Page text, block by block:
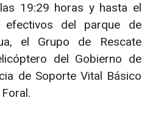
19:29 horas y hasta el
efectivos del parque de
el Grupo de Rescate
del Gobierno de
de Soporte Vital Básico